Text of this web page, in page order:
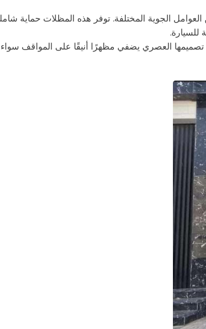
الجوية المختلفة. توفر هذه المظلات حماية
للسيارة.
تصميمها العصري يضفي مظهرًا أنيقًا على المواقف